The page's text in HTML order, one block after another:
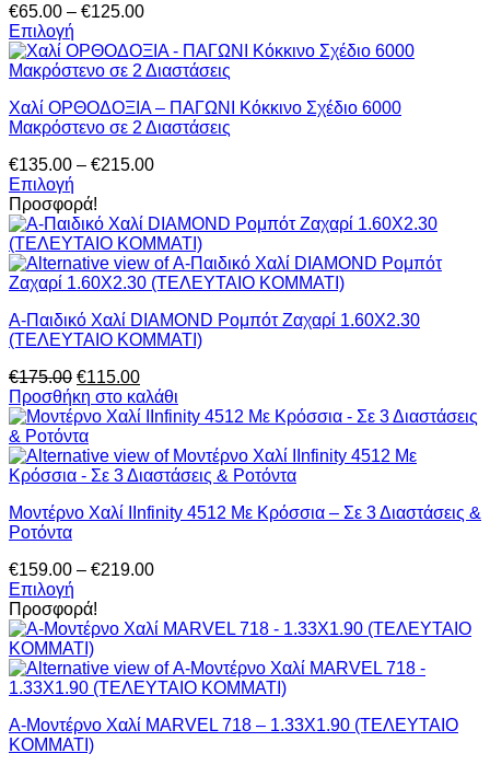
€65.00 – €125.00Price
€65.00
through
Επιλογή
Αυτό
το
έχει
πολλαπλές
Οι
επιλογές
μπορούν
να
επιλεγούν
στη
σελίδα
προϊόντος
Χαλί ΟΡΘΟΔΟΞΙΑ – ΠΑΓΩΝΙ Κόκκινο Σχέδιο 6000
Μακρόστενο σε 2 Διαστάσεις
€135.00 – €215.00Price
through
€215.00
Επιλογή
Αυτό
το
προϊόν
έχει
πολλαπλές
Οι
επιλογές
να
επιλεγούν
στη
σελίδα
του
προϊόντος
Προσφορά!
Α-Παιδικό Χαλί DIAMOND Ρομπότ Ζαχαρί 1.60X2.30
(ΤΕΛΕΥΤΑΙΟ ΚΟΜΜΑΤΙ)
€175.00 Original
price
was:
€175.00.
€115.00Η
τρέχουσα
τιμή
€115.00.
Προσθήκη στο καλάθι
Μοντέρνο Χαλί IInfinity 4512 Με Κρόσσια – Σε 3 Διαστάσεις &
Ροτόντα
€159.00 – €219.00Price
through
Επιλογή
Αυτό
το
προϊόν
έχει
πολλαπλές
Οι
επιλογές
Προσφορά!
Α-Μοντέρνο Χαλί MARVEL 718 – 1.33Χ1.90 (ΤΕΛΕΥΤΑΙΟ
ΚΟΜΜΑΤΙ)